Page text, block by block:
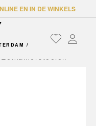
EN IN DE WINKELS
/
Eetkamerstoelen